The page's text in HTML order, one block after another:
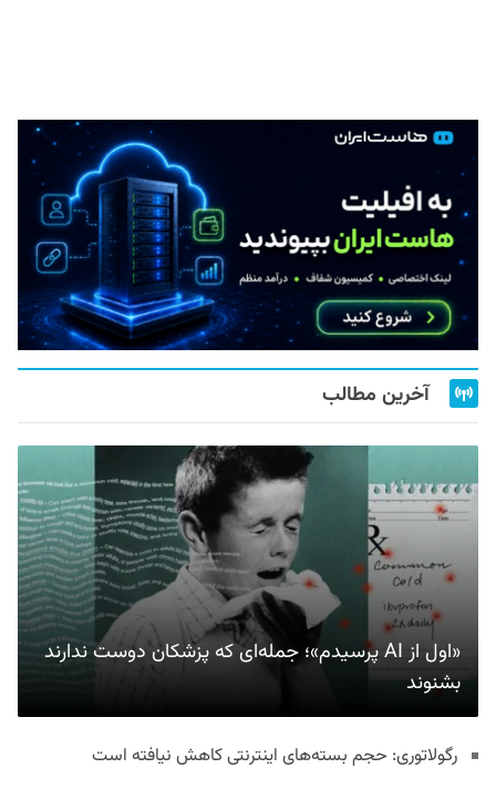
آخرین مطالب
«اول از AI پرسیدم»؛ جمله‌ای که پزشکان دوست ندارند
بشنوند
رگولاتوری: حجم بسته‌های اینترنتی کاهش نیافته است